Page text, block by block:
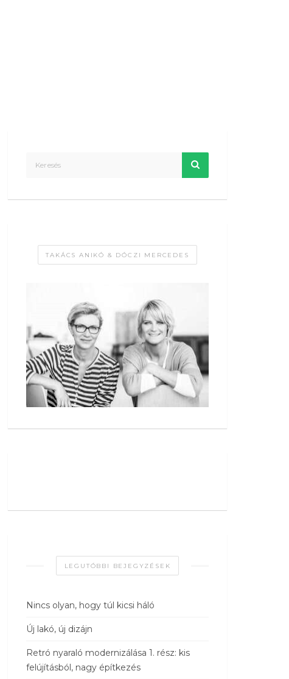
TAKÁCS ANIKÓ & DÓCZI MERCEDES
LEGUTÓBBI BEJEGYZÉSEK
Nincs olyan, hogy túl kicsi háló
Új lakó, új dizájn
Retró nyaraló modernizálása 1. rész: kis
felújításból, nagy építkezés